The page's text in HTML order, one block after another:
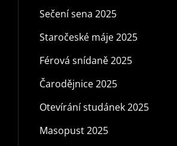
Sečení sena 2025
Staročeské máje 2025
Férová snídaně 2025
Čarodějnice 2025
Otevírání studánek 2025
Masopust 2025